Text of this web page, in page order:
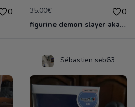
0 35.00€ 0
figurine demon slayer akaza officielle &ichiban
Sébastien seb63